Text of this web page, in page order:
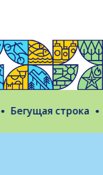
Бегущая строка